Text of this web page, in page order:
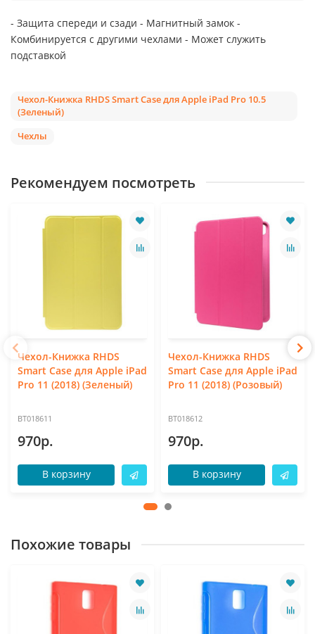
- Защита спереди и сзади - Магнитный замок -
Комбинируется с другими чехлами - Может служить
подставкой
Чехол-Книжка RHDS Smart Case для Apple iPad Pro 10.5
(Зеленый)
Чехлы
Рекомендуем посмотреть
Чехол-Книжка RHDS
Smart Case для Apple iPad
Pro 11 (2018) (Зеленый)
BT018611
970р.
В корзину
Чехол-Книжка RHDS
Smart Case для Apple iPad
Pro 11 (2018) (Розовый)
BT018612
970р.
В корзину
Похожие товары